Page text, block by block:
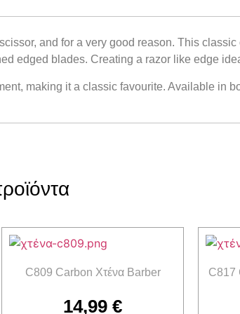
and for a very good reason. This
edged blades. Creating a razor like edge
making it a classic favourite. Available in
C809 Carbon Χτένα Barber
14,99 €
C817